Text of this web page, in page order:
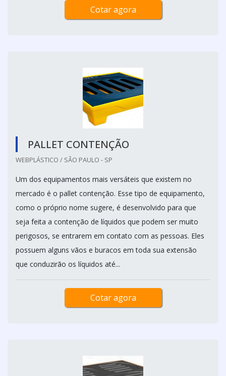
Cotar agora
PALLET CONTENÇÃO
WEBPLÁSTICO / SÃO PAULO - SP
Um dos equipamentos mais versáteis que existem no
mercado é o pallet contenção. Esse tipo de equipamento,
como o próprio nome sugere, é desenvolvido para que
seja feita a contenção de líquidos que podem ser muito
perigosos, se entrarem em contato com as pessoas. Eles
possuem alguns vãos e buracos em toda sua extensão
que conduzirão os líquidos até...
Cotar agora